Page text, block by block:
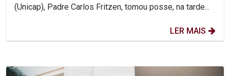
(Unicap), Padre Carlos Fritzen, tomou posse, na tarde...
LER MAIS